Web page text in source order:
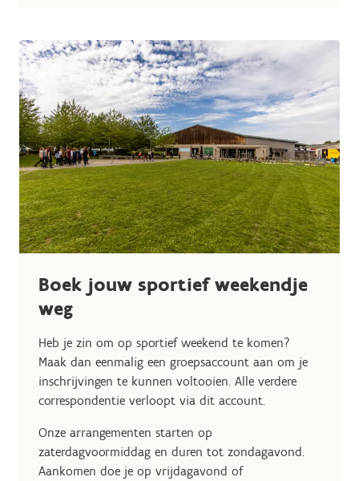
Boek jouw sportief weekendje
weg
Heb je zin om op sportief weekend te komen?
Maak dan eenmalig een groepsaccount aan om je
inschrijvingen te kunnen voltooien. Alle verdere
correspondentie verloopt via dit account.
Onze arrangementen starten op
zaterdagvoormiddag en duren tot zondagavond.
Aankomen doe je op vrijdagavond of